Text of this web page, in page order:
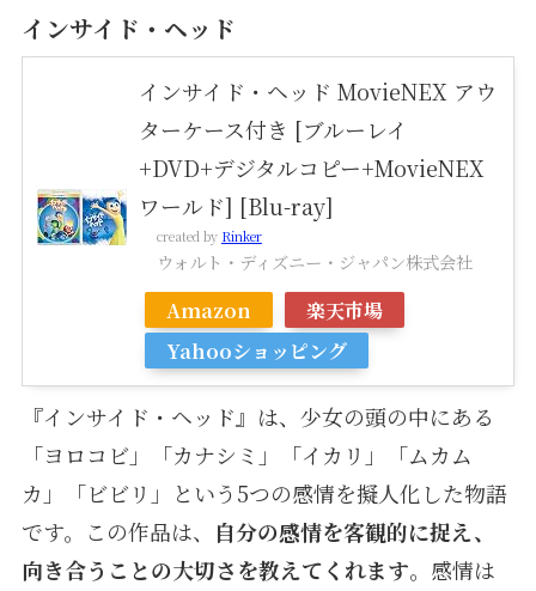
インサイド・ヘッド
インサイド・ヘッド MovieNEX アウ
ターケース付き [ブルーレイ
+DVD+デジタルコピー+MovieNEX
ワールド] [Blu-ray]
created by Rinker
ウォルト・ディズニー・ジャパン株式会社
Amazon
楽天市場
Yahooショッピング
『インサイド・ヘッド』は、少女の頭の中にある
「ヨロコビ」「カナシミ」「イカリ」「ムカム
カ」「ビビリ」という5つの感情を擬人化した物語
です。この作品は、
自分の感情を客観的に捉え、
向き合うことの大切さを教えてくれます。感情は